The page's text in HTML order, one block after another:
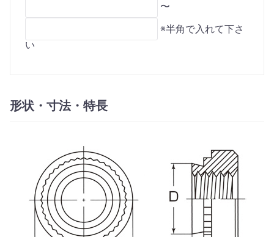
〜
※半角で入れて下さ
い
形状・寸法・特長